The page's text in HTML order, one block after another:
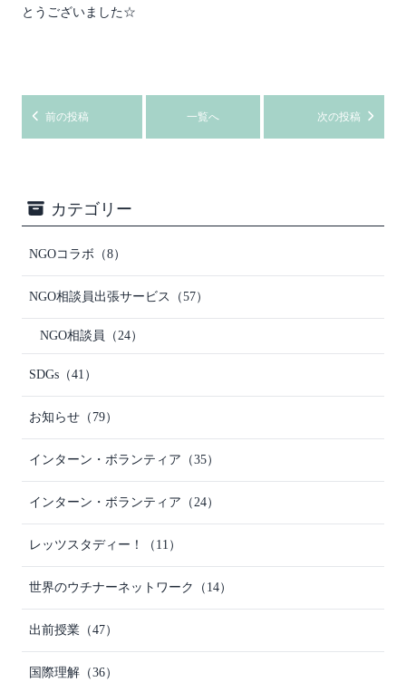
とうございました☆
前の投稿 一覧へ 次の投稿
カテゴリー
NGOコラボ （8）
NGO相談員出張サービス （57）
NGO相談員 （24）
SDGs （41）
お知らせ （79）
インターン・ボランティア （35）
インターン・ボランティア （24）
レッツスタディー！ （11）
世界のウチナーネットワーク （14）
出前授業 （47）
国際理解 （36）